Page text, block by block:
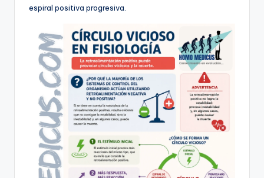
espiral positiva progresiva.